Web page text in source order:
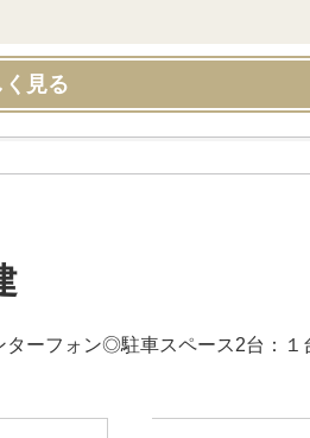
見る
ーフォン◎駐車スペース2台：１